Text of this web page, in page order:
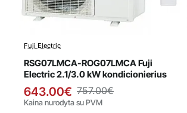
Išpardavimas
Fuji Electric
RSG07LMCA-ROG07LMCA Fuji
Electric 2.1/3.0 kW kondicionierius
643.00€ 757.00€
Kaina nurodyta su PVM